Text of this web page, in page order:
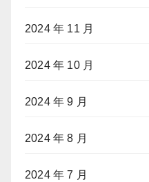
2024 年 11 月
2024 年 10 月
2024 年 9 月
2024 年 8 月
2024 年 7 月